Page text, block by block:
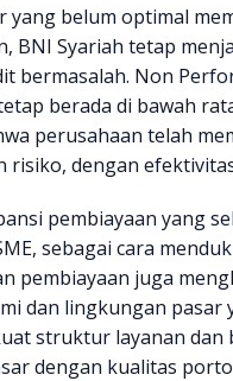
belum optimal
BNI Syariah tetap
Non
berada di bawah
perusahaan telah
dengan
pembiayaan yang
sebagai cara
pembiayaan juga
dan lingkungan pasar
struktur layanan dan
dengan kualitas